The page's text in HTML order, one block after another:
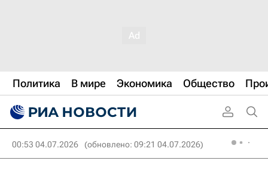
Политика В мире Экономика Общество
00:53 04.07.2026 (обновлено: 09:21 04.07.2026)